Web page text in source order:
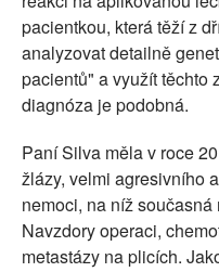
pacientkou, která těží z
analyzovat detailně
pacientů" a využít těchto
diagnóza je podobná.
Paní Silva měla v roce
žlázy, velmi agresivního
nemoci, na níž
Navzdory operaci,
metastázy na plicích.